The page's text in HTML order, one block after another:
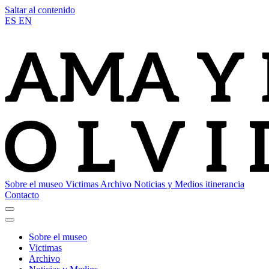
Saltar al contenido
ES EN
Sobre el museo Victimas Archivo Noticias y Medios itinerancia
Contacto
Sobre el museo
Victimas
Archivo